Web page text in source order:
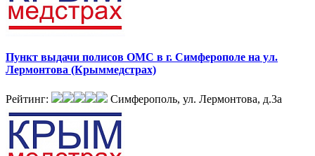
Пункт выдачи полисов ОМС в г. Симферополе на ул.
Лермонтова (Крыммедстрах)
Рейтинг: Симферополь, ул. Лермонтова, д.3а